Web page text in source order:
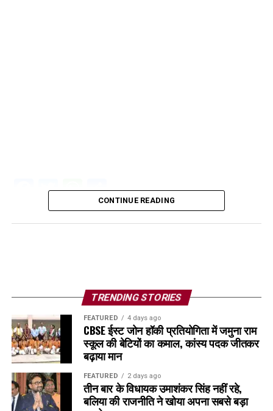
Facebook
Twitter
WhatsApp
Share
CONTINUE READING
TRENDING STORIES
FEATURED 4 days ago
CBSE ईस्ट जोन हॉकी प्रतियोगिता में जमुना राम
स्कूल की बेटियों का कमाल, कांस्य पदक जीतकर
बढ़ाया मान
FEATURED 2 days ago
तीन बार के विधायक उमाशंकर सिंह नहीं रहे,
बलिया की राजनीति ने खोया अपना सबसे बड़ा